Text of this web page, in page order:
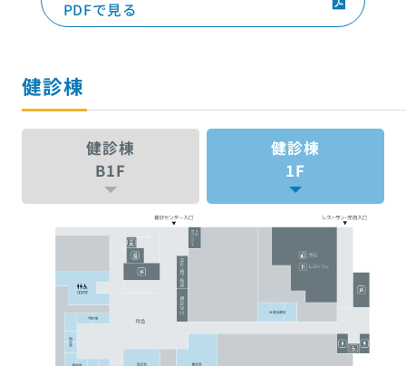
PDFで見る
健診棟
健診棟
B1F
健診棟
1F